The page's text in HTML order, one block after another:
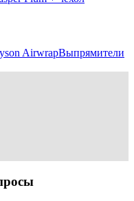
AirwrapВыпрямители